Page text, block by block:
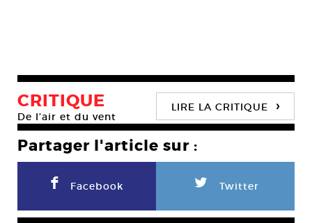
CRITIQUE
De l’air et du vent
LIRE LA CRITIQUE ›
Partager l'article sur :
F Facebook L Twitter